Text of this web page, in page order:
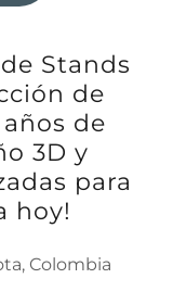
Stands
de
de
3D y
para
hoy!
Colombia